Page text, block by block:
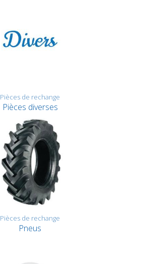
Pièces de rechange
Pièces diverses
Pièces de rechange
Pneus